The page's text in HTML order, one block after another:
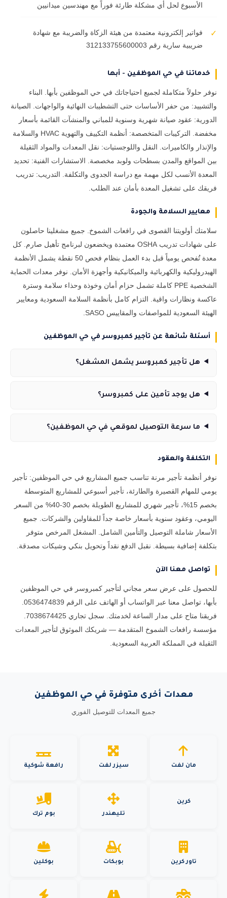
الأسبوع لحل أي مشكلة طارئة فوراً مع مهندسين ميدانيين
✓
فواتير إلكترونية معتمدة من هيئة الزكاة والضريبة مع شهادة
ضريبية سارية رقم 312133755600003
خدماتنا في حي الموظفين - أبها
نوفر حلولاً متكاملة لجميع احتياجاتك في حي الموظفين بأبها. البناء
والتشييد: من حفر الأساسات حتى التشطيبات النهائية والواجهات. الصيانة
الدورية: عقود صيانة شهرية وسنوية للمباني والمنشآت القائمة بأسعار
مخفضة. التركيبات المتخصصة: أنظمة التكييف والتهوية HVAC والسلامة
والإنذار والكاميرات. النقل واللوجستيات: نقل المعدات والمواد الثقيلة
بين المواقع والمدن بسطحات ولوبد مخصصة. الاستشارات الفنية: تحديد
المعدة الأنسب لكل مهمة مع دراسة الجدوى والتكلفة. التدريب: تدريب
فريقك على تشغيل المعدة بأمان عند الطلب.
معايير السلامة والجودة
سلامتك أولويتنا القصوى في رافعات الشموخ. جميع مشغلينا حاصلون
على شهادات تدريب OSHA معتمدة ويخضعون لبرنامج تأهيل صارم. كل
معدة تُفحص يومياً قبل بدء العمل بنظام فحص 50 نقطة يشمل الأنظمة
الهيدروليكية والكهربائية والميكانيكية وأجهزة الأمان. نوفر معدات الحماية
الشخصية PPE كاملة تشمل حزام أمان وخوذة وحذاء سلامة وسترة
عاكسة ونظارات واقية. التزام كامل بأنظمة السلامة السعودية ومعايير
الهيئة السعودية للمواصفات والمقاييس SASO.
أسئلة شائعة عن تأجير كمبروسر في حي الموظفين
هل تأجير كمبروسر يشمل المشغل؟
هل يوجد تأمين على كمبروسر؟
ما سرعة التوصيل لموقعي في حي الموظفين؟
التكلفة والعقود
نوفر أنظمة تأجير مرنة تناسب جميع المشاريع في حي الموظفين: تأجير
يومي للمهام القصيرة والطارئة، تأجير أسبوعي للمشاريع المتوسطة
بخصم 15%، تأجير شهري للمشاريع الطويلة بخصم 30-40% من السعر
اليومي، وعقود سنوية بأسعار خاصة جداً للمقاولين والشركات. جميع
الأسعار شاملة التوصيل والتأمين الشامل. المشغل المرخص متوفر
بتكلفة إضافية بسيطة. نقبل الدفع نقداً وتحويل بنكي وشيكات مصدقة.
تواصل معنا الآن
للحصول على عرض سعر مجاني لتأجير كمبروسر في حي الموظفين
مؤسسة رافعات الشموخ المتقدمة — شريكك الموثوق لتأجير المعدات
الثقيلة في المملكة العربية السعودية.
معدات أخرى متوفرة في حي الموظفين
جميع المعدات للتوصيل الفوري
مان لفت سيزر لفت رافعة شوكية
كرين
تليهندر
بوم ترك
تاور كرين بوبكات بوكلين